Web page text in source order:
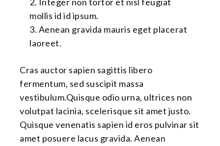
mollis id id ipsum.
Aenean gravida mauris eget placerat
laoreet.
Cras auctor sapien sagittis libero
fermentum, sed suscipit massa
vestibulum.Quisque odio urna, ultrices non
volutpat lacinia, scelerisque sit amet justo.
Quisque venenatis sapien id eros pulvinar sit
amet posuere lacus gravida. Aenean